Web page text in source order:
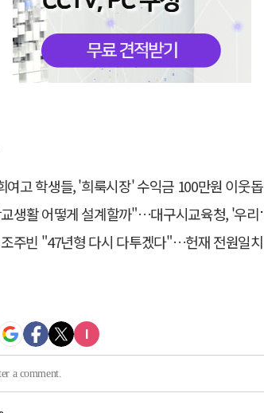
고 학생들, '희룩시장' 수익금 100만원 이웃돕기 성금으로
활 어떻게 설계할까"…대구시교육청, '우리쌤과 진로진학상담' 운영
주빈 "47년형 다시 다투겠다"…헌재 전원일치 기각